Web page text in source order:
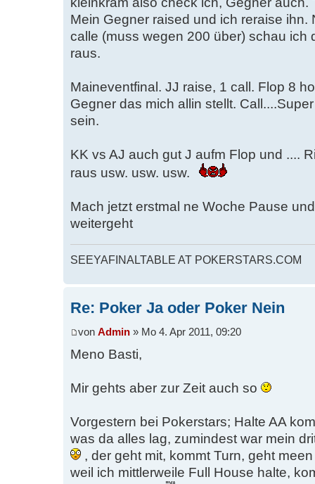
Mein Gegner raised und ich reraise
calle (muss wegen 200 über) schau ich
raus.
Maineventfinal. JJ raise, 1 call. Flop 8
Gegner das mich allin stellt.
sein.
KK vs AJ auch gut J aufm Flop und ....
raus usw. usw. usw.
Mach jetzt erstmal ne Woche Pause
weitergeht
SEEYAFINALTABLE AT POKERSTARS.COM
Re: Poker Ja oder Poker Nein
von Admin » Mo 4. Apr 2011, 09:20
Meno Basti,
Mir gehts aber zur Zeit auch so
Vorgestern bei Pokerstars; Halte AA
was da alles lag, zumindest war mein
, der geht mit, kommt Turn, geht
weil ich mittlerweile Full House halte,